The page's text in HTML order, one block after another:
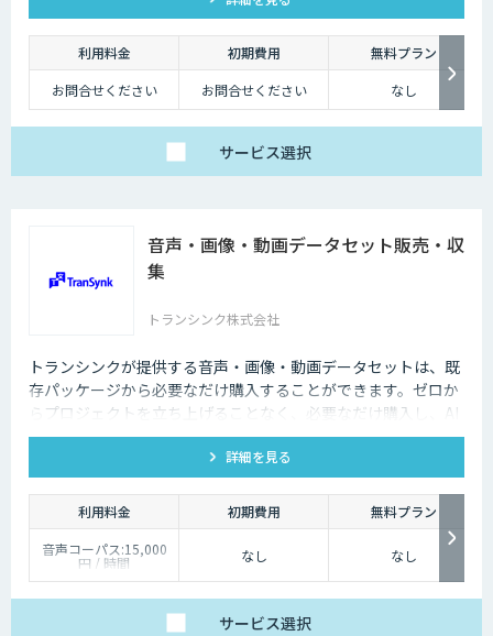
利用料金 初期費用
無料プラン
お問合せください
お問合せください なし
サービス選択
音声・画像・動画データセット販売・収
集
トランシンク株式会社
トランシンクが提供する音声・画像・動画データセットは、既
存パッケージから必要なだけ購入することができます。ゼロか
らプロジェクトを立ち上げることなく、必要なだけ購入し、AI
モデルの開発ができます。
詳細を見る
利用料金 初期費用
無料プラン
音声コーパス:15,000
円 / 時間
人物写真画像収集:300
なし なし
サービス選択